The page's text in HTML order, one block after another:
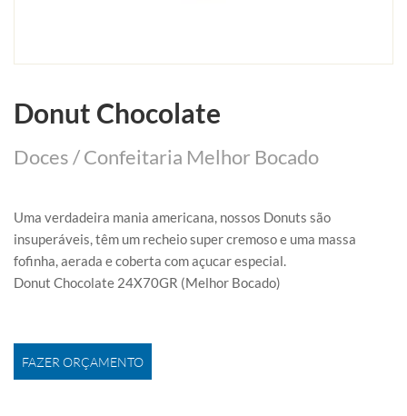
Donut Chocolate
Doces / Confeitaria Melhor Bocado
Uma verdadeira mania americana, nossos Donuts são
insuperáveis, têm um recheio super cremoso e uma massa
fofinha, aerada e coberta com açucar especial.
Donut Chocolate 24X70GR (Melhor Bocado)
FAZER ORÇAMENTO